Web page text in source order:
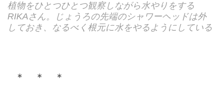
植物をひとつひとつ観察しながら水やりをする
RIKAさん。じょうろの先端のシャワーヘッドは外
しておき、なるべく根元に水をやるようにしている
＊ ＊ ＊